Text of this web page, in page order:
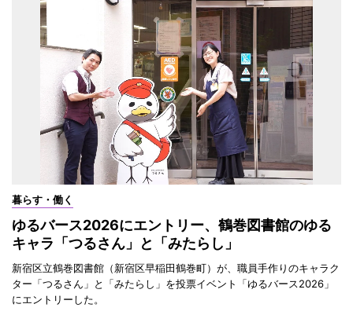
暮らす・働く
ゆるバース2026にエントリー、鶴巻図書館のゆる
キャラ「つるさん」と「みたらし」
新宿区立鶴巻図書館（新宿区早稲田鶴巻町）が、職員手作りのキャラク
ター「つるさん」と「みたらし」を投票イベント「ゆるバース2026」
にエントリーした。